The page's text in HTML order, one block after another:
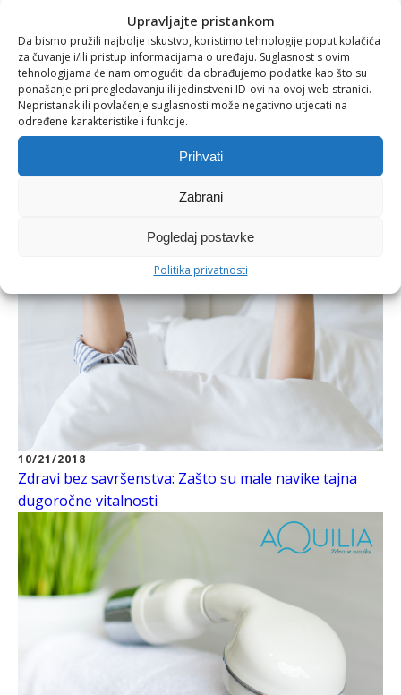
Upravljajte pristankom
Da bismo pružili najbolje iskustvo, koristimo tehnologije poput kolačića
za čuvanje i/ili pristup informacijama o uređaju. Suglasnost s ovim
tehnologijama će nam omogućiti da obrađujemo podatke kao što su
ponašanje pri pregledavanju ili jedinstveni ID-ovi na ovoj web stranici.
Nepristanak ili povlačenje suglasnosti može negativno utjecati na
određene karakteristike i funkcije.
Prihvati
Zabrani
Pogledaj postavke
Politika privatnosti
10/21/2018
Povratak s mora: Treba li i vašoj koži mali reset?
10/21/2018
Zdravi bez savršenstva: Zašto su male navike tajna
dugoročne vitalnosti